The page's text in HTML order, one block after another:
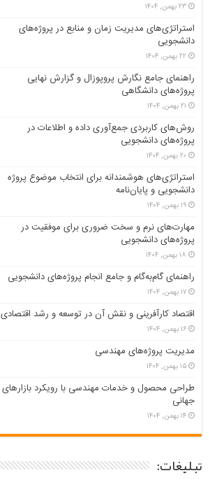
۲۳ بهمن, ۱۴۰۴
استراتژی‌های مدیریت زمان و منابع در پروژه‌های
دانشجویی
۲۲ بهمن, ۱۴۰۴
راهنمای جامع نگارش پروپوزال و گزارش نهایی
پروژه‌های دانشگاهی
۲۱ بهمن, ۱۴۰۴
روش‌های کاربردی جمع‌آوری داده و اطلاعات در
پروژه‌های دانشجویی
۲۰ بهمن, ۱۴۰۴
استراتژی‌های هوشمندانه برای انتخاب موضوع پروژه
دانشجویی و پایان‌نامه
۱۹ بهمن, ۱۴۰۴
مهارت‌های نرم و سخت ضروری برای موفقیت در
پروژه‌های دانشجویی
۱۸ بهمن, ۱۴۰۴
راهنمای گام‌به‌گام و جامع انجام پروژه‌های دانشجویی
۱۷ بهمن, ۱۴۰۴
اقتصاد کارآفرینی و نقش آن در توسعه و رشد اقتصادی
۱۶ بهمن, ۱۴۰۴
مدیریت پروژه‌های مهندسی
۱۵ بهمن, ۱۴۰۴
طراحی محصول و خدمات مهندسی با رویکرد بازارهای
جهانی
۱۴ بهمن, ۱۴۰۴
تبلیغات: